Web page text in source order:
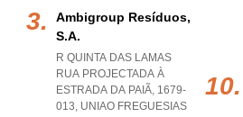
Ambigroup Resíduos,
S.a.
R QUINTA DAS LAMAS
RUA PROJECTADA À
ESTRADA DA PAIÃ, 1679-
013, UNIAO FREGUESIAS